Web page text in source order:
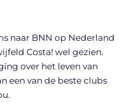
naar BNN op Nederland
Costa! wel gezien.
over het leven van
een van de beste clubs